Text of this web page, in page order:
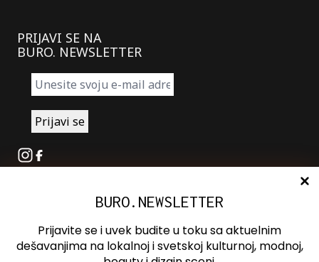
PRIJAVI SE NA
BURO. NEWSLETTER
Instagram
Facebook
Oglašavanje
Kontakt
BURO.NEWSLETTER
Prijavite se i uvek budite u toku sa aktuelnim
dešavanjima na lokalnoj i svetskoj kulturnoj, modnoj,